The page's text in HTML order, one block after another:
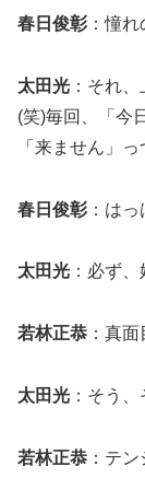
春日俊彰 ：憧
太田光 ：それ
(笑)毎回、「今
「来ません」
春日俊彰 ：は
太田光 ：必ず
若林正恭 ：真
太田光 ：そう
若林正恭 ：テ